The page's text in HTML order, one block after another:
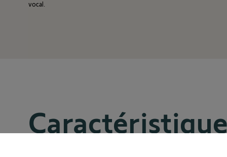
vocal.